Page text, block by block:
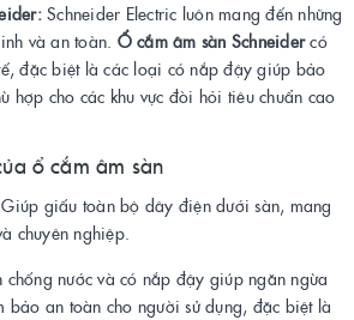
Schneider Electric luôn mang đến những
và an toàn. Ổ cắm âm sàn Schneidercó
đặc biệt là các loại có nắp đậy giúp bảo
hợp cho các khu vực đòi hỏi tiêu chuẩn cao
ổ cắm âm sàn
giấu toàn bộ dây điện dưới sàn, mang
chuyên nghiệp.
nước và có nắp đậy giúp ngăn ngừa
bảo an toàn cho người sử dụng, đặc biệt là